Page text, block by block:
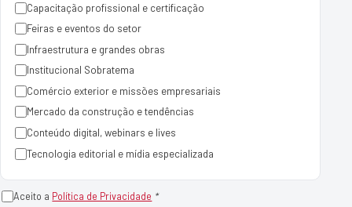
Capacitação profissional e certificação
Feiras e eventos do setor
Infraestrutura e grandes obras
Institucional Sobratema
Comércio exterior e missões empresariais
Mercado da construção e tendências
Conteúdo digital, webinars e lives
Tecnologia editorial e mídia especializada
Aceito a Política de Privacidade *